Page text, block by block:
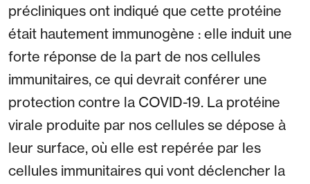
précliniques ont indiqué que cette protéine
était hautement immunogène : elle induit une
forte réponse de la part de nos cellules
immunitaires, ce qui devrait conférer une
protection contre la COVID-19. La protéine
virale produite par nos cellules se dépose à
leur surface, où elle est repérée par les
cellules immunitaires qui vont déclencher la